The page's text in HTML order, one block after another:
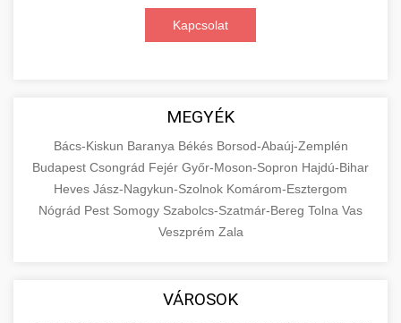
Kapcsolat
MEGYÉK
Bács-Kiskun Baranya Békés Borsod-Abaúj-Zemplén
Budapest Csongrád Fejér Győr-Moson-Sopron Hajdú-Bihar
Heves Jász-Nagykun-Szolnok Komárom-Esztergom
Nógrád Pest Somogy Szabolcs-Szatmár-Bereg Tolna Vas
Veszprém Zala
VÁROSOK